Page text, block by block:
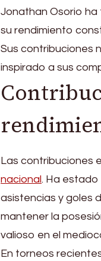
Jonathan Osorio
su rendimiento
Sus contribuciones
inspirado a sus
Las contribuciones
nacional . Ha
asistencias y goles
mantener la
valioso en el
En torneos